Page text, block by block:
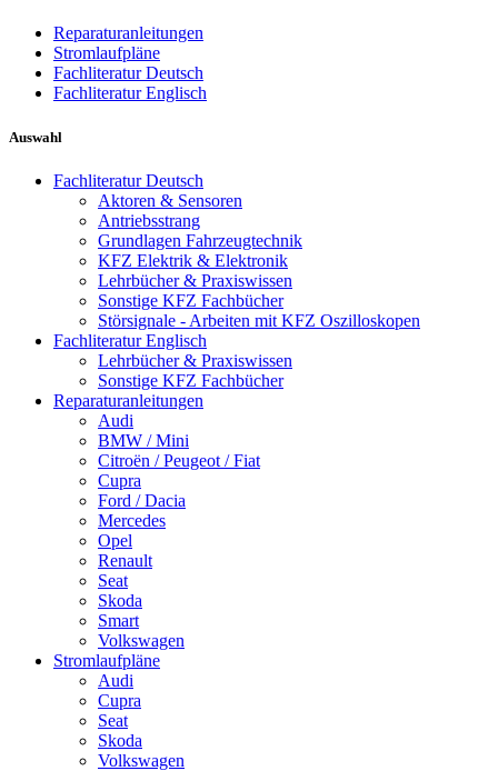
Reparaturanleitungen
Stromlaufpläne
Fachliteratur Deutsch
Fachliteratur Englisch
Auswahl
Fachliteratur Deutsch
Aktoren & Sensoren
Antriebsstrang
Grundlagen Fahrzeugtechnik
KFZ Elektrik & Elektronik
Lehrbücher & Praxiswissen
Sonstige KFZ Fachbücher
Störsignale - Arbeiten mit KFZ Oszilloskopen
Fachliteratur Englisch
Lehrbücher & Praxiswissen
Sonstige KFZ Fachbücher
Reparaturanleitungen
Audi
BMW / Mini
Citroën / Peugeot / Fiat
Cupra
Ford / Dacia
Mercedes
Opel
Renault
Seat
Skoda
Smart
Volkswagen
Stromlaufpläne
Audi
Cupra
Seat
Skoda
Volkswagen